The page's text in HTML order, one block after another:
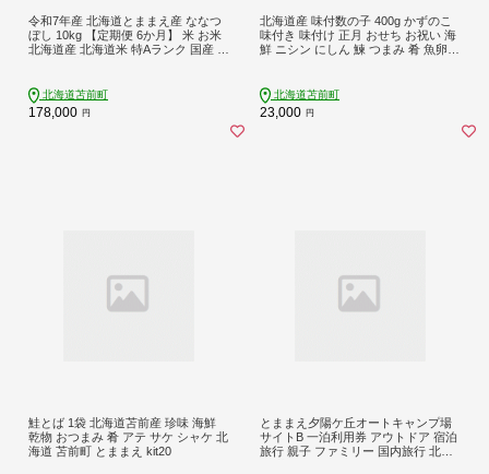
令和7年産 北海道とままえ産 ななつ
ぼし 10kg 【定期便 6か月】 米 お米
北海道産 北海道米 特Aランク 国産 白
北海道苫前町
178,000 円
北海道産 味付数の子 400g かずのこ
味付き 味付け 正月 おせち お祝い 海
鮮 ニシン にしん 鰊 つまみ 肴 魚卵
北海道苫前町
23,000 円
鮭とば 1袋 北海道苫前産 珍味 海鮮
乾物 おつまみ 肴 アテ サケ シャケ 北
海道 苫前町 とままえ kit20
とままえ夕陽ケ丘オートキャンプ場
サイトB 一泊利用券 アウトドア 宿泊
旅行 親子 ファミリー 国内旅行 北海